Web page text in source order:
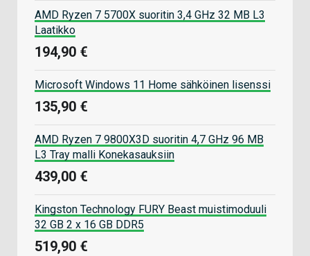
AMD Ryzen 7 5700X suoritin 3,4 GHz 32 MB L3
Laatikko
194,90 €
Microsoft Windows 11 Home sähköinen lisenssi
135,90 €
AMD Ryzen 7 9800X3D suoritin 4,7 GHz 96 MB
L3 Tray malli Konekasauksiin
439,00 €
Kingston Technology FURY Beast muistimoduuli
32 GB 2 x 16 GB DDR5
519,90 €